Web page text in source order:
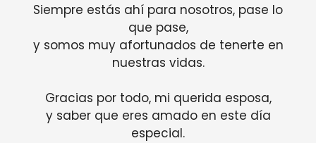
Siempre estás ahí para nosotros, pase lo
que pase,
y somos muy afortunados de tenerte en
nuestras vidas.
Gracias por todo, mi querida esposa,
y saber que eres amado en este día
especial.